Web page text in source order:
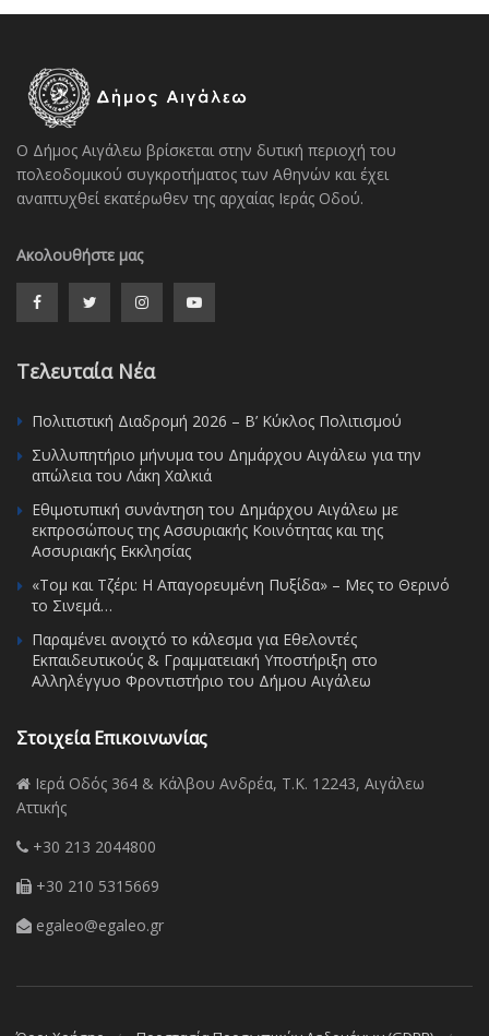
Ο Δήμος Αιγάλεω βρίσκεται στην δυτική περιοχή του
πολεοδομικού συγκροτήματος των Αθηνών και έχει
αναπτυχθεί εκατέρωθεν της αρχαίας Ιεράς Οδού.
Ακολουθήστε μας
Τελευταία Νέα
Πολιτιστική Διαδρομή 2026 – Β’ Κύκλος Πολιτισμού
Συλλυπητήριο μήνυμα του Δημάρχου Αιγάλεω για την
απώλεια του Λάκη Χαλκιά
Εθιμοτυπική συνάντηση του Δημάρχου Αιγάλεω με
εκπροσώπους της Ασσυριακής Κοινότητας και της
Ασσυριακής Εκκλησίας
«Τομ και Τζέρι: Η Απαγορευμένη Πυξίδα» – Μες το Θερινό
το Σινεμά…
Παραμένει ανοιχτό το κάλεσμα για Εθελοντές
Εκπαιδευτικούς & Γραμματειακή Υποστήριξη στο
Αλληλέγγυο Φροντιστήριο του Δήμου Αιγάλεω
Στοιχεία Επικοινωνίας
Ιερά Οδός 364 & Κάλβου Ανδρέα, Τ.Κ. 12243, Αιγάλεω
Αττικής
+30 213 2044800
+30 210 5315669
egaleo@egaleo.gr